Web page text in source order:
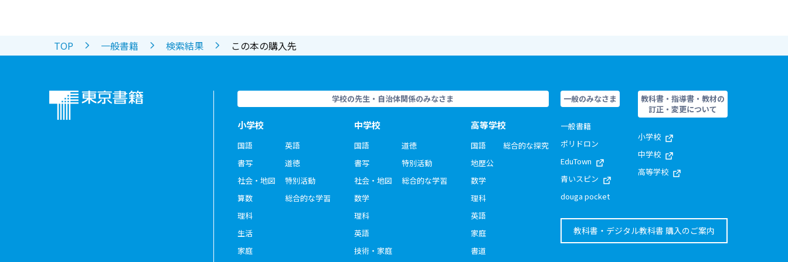
TOP 一般書籍 検索結果 この本の購入先
学校の先生・自治体関係のみなさま
小学校
国語
書写
社会・地図
算数
理科
生活
家庭
英語
道徳
特別活動
総合的な学習
中学校
国語
書写
社会・地図
数学
理科
英語
技術・家庭
道徳
特別活動
総合的な学習
高等学校
国語
地歴公
数学
理科
英語
家庭
書道
総合的な探究
一般のみなさま
一般書籍
ポリドロン
EduTown
青いスピン
douga pocket
教科書・指導書・教材の
訂正・変更について
小学校
中学校
高等学校
教科書・デジタル教科書 購入のご案内